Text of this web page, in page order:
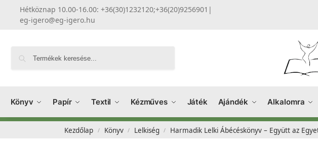
Hétköznap 10.00-16.00: +36(30)1232120;+36(20)9256901 |
eg-igero@eg-igero.hu
Könyv Papír Textil Kézműves Játék Ajándék Alkalomra
Kezdőlap / Könyv / Lelkiség / Harmadik Lelki Ábécéskönyv – Együtt az